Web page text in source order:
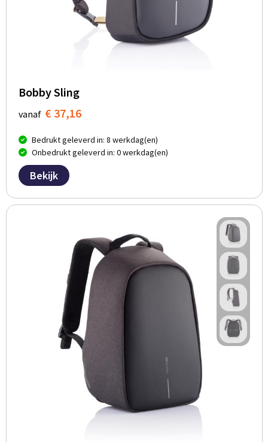
Bobby Sling
vanaf € 37,16
Bedrukt geleverd in: 8 werkdag(en)
Onbedrukt geleverd in: 0 werkdag(en)
Bekijk